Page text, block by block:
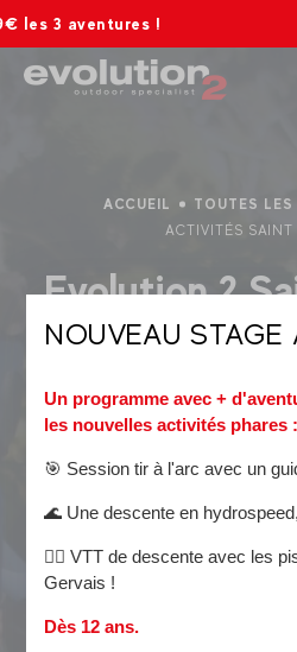
!
ACCUEIL
TOUTES LES
ACTIVITÉS SAINT
Evolution 2
Ecole de ski et d'aventures,
Blanc !
Le
NOUVEAU STAGE
Un programme avec +
les nouvelles activités phares :
🎯 Session tir à l'arc avec un
🌊 Une descente en
🚵‍♀️ VTT de descente avec les
Gervais !
Dès 12 ans.